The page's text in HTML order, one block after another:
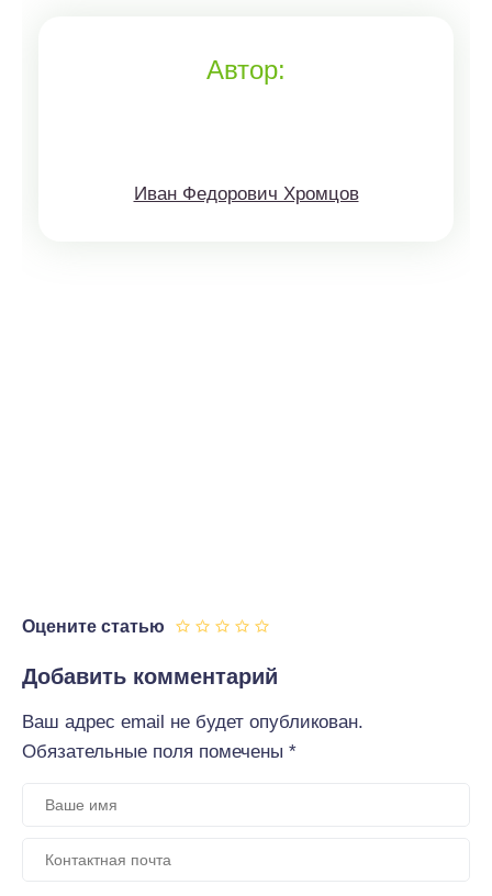
Автор:
Иван Федорович Хромцов
Оцените статью
Добавить комментарий
Ваш адрес email не будет опубликован.
Обязательные поля помечены *